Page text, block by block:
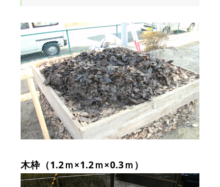
木枠（1.2ｍ×1.2ｍ×0.3ｍ）